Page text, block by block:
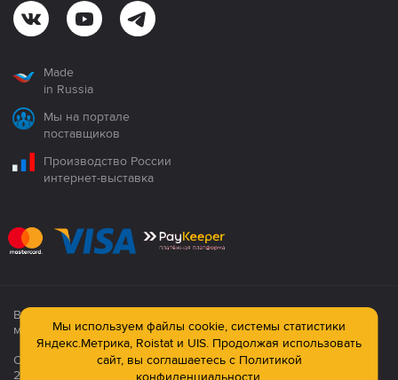
Made
in Russia
Мы на портале
поставщиков
Производство России
интернет-выставка
Все продукция сертифицирована. Использование
материалов сайта строго запрещено!
Официальный сайт компании: © ООО ПК «Технология»,
2003—2026
Мы используем файлы cookie, системы статистики
Яндекс.Метрика, Roistat и UIS. Продолжая использовать
сайт, вы соглашаетесь с Политикой
конфиденциальности.